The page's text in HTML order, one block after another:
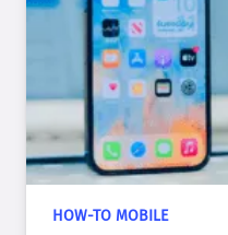
HOW-TO MOBILE